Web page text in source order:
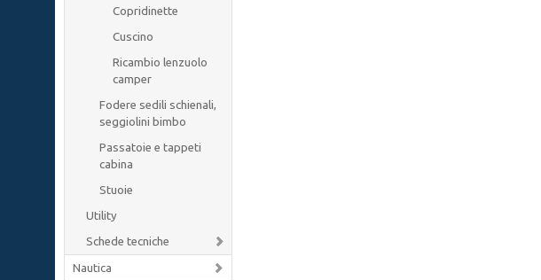
Copridinette
Cuscino
Ricambio lenzuolo
camper
Fodere sedili schienali,
seggiolini bimbo
Passatoie e tappeti
cabina
Stuoie
Utility
Schede tecniche
Nautica